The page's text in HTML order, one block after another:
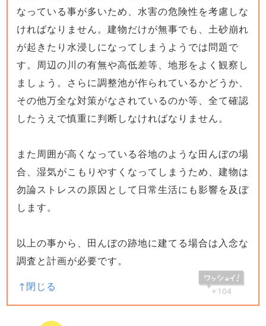
なっている事が多いため、水害の危険性を考慮しな
ければなりません。建物だけが無事でも、土砂崩れ
が起きたり水浸しになってしまうようでは問題で
す。周辺の川の有無や高低差等、地形をよく観察し
ましょう。さらに調整池が作られているかどうか、
その他万全な対策がなされているのか等、全て確認
したうえで慎重に判断しなければなりません。
また周囲が高くなっている谷地のような田んぼの場
合、湿気がこもりやすくなってしまうため、建物は
勿論ストレスの原因として日常生活にも影響を及ぼ
します。
以上の事から、田んぼの跡地に建てる場合は入念な
調査と計画が必要です。
+104